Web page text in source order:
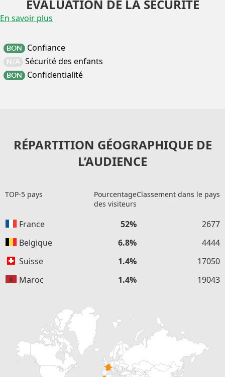
EVALUATION DE LA SÉCURITÉ
En savoir plus
BON Confiance
N/A Sécurité des enfants
BON Confidentialité
RÉPARTITION GÉOGRAPHIQUE DE
L’AUDIENCE
TOP-5 pays
Pourcentage
des visiteurs
Classement dans le pays
France 52%
2677
Belgique
6.8%
4444
Suisse
1.4%
17050
Maroc
1.4% 19043